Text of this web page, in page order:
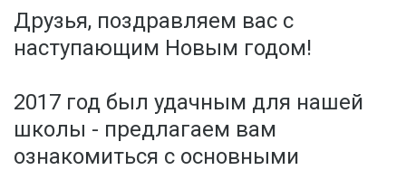
Друзья, поздравляем вас с
наступающим Новым годом!
2017 год был удачным для нашей
школы - предлагаем вам
ознакомиться с основными